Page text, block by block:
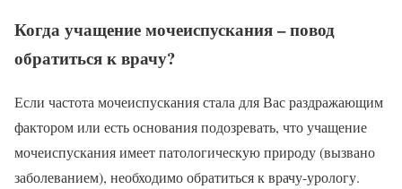
Когда учащение мочеиспускания – повод
обратиться к врачу?
Если частота мочеиспускания стала для Вас раздражающим
фактором или есть основания подозревать, что учащение
мочеиспускания имеет патологическую природу (вызвано
заболеванием), необходимо обратиться к врачу-урологу.